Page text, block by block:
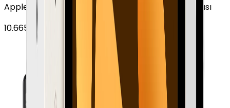
Apple Watch SE Alüminyum 44mm GPS Gece yarısı
10.665
TL'den başlayan fiyatlar